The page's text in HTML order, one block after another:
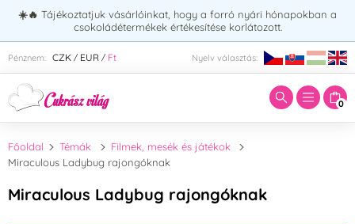
☀️🔥 Tájékoztatjuk vásárlóinkat, hogy a forró nyári hónapokban a
csokoládétermékek értékesítése korlátozott.
Pénznem: CZK / EUR / Ft Nyelv választás:
0
Adja meg a keresett kifejezést:
Főoldal Témák
Filmek, mesék és játékok
Miraculous Ladybug rajongóknak
Miraculous Ladybug rajongóknak